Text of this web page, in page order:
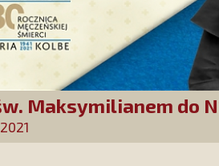
Maksymilianem do